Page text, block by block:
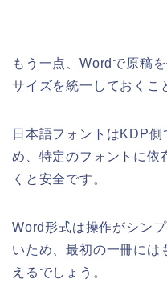
もう一点、Wordで原稿
サイズを統一しておくこ
日本語フォントはKDP
め、特定のフォントに依
くと安全です。
Word形式は操作がシン
いため、最初の一冊には
えるでしょう。